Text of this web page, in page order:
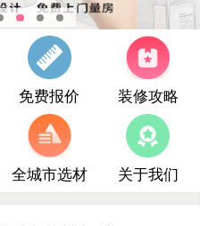
免费报价 装修攻略
全城市选材 关于我们